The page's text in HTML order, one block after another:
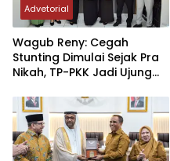
Advetorial
Wagub Reny: Cegah
Stunting Dimulai Sejak Pra
Nikah, TP-PKK Jadi Ujung